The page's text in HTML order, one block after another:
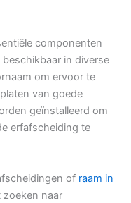
componenten
in diverse
om ervoor te
van goede
geïnstalleerd om
erfafscheiding te
of raam in
zoeken naar